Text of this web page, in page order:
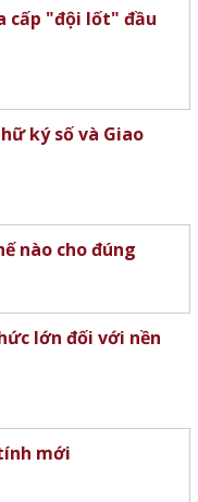
cấp "đội lốt" đầu
ký số và Giao
nào cho đúng
lớn đối với nền
mới